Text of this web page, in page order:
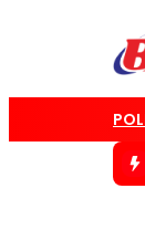
Tingkatkan